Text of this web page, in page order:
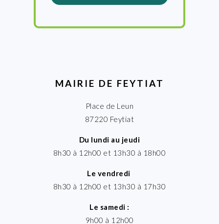
MAIRIE DE FEYTIAT
Place de Leun
87220 Feytiat
Du lundi au jeudi
8h30 à 12h00 et 13h30 à 18h00
Le vendredi
8h30 à 12h00 et 13h30 à 17h30
Le samedi :
9h00 à 12h00